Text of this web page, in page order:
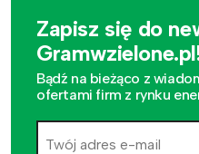
Zapisz się do
Bądź na bieżąco z
ofertami firm z rynku